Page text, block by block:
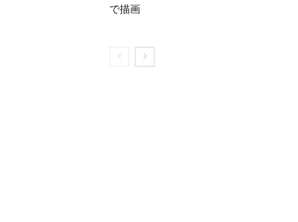
で描画